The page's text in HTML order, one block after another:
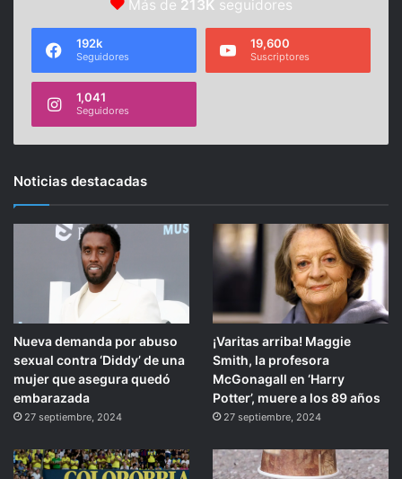
Más de 213K seguidores
192k
Seguidores
19,600
Suscriptores
1,041
Seguidores
Noticias destacadas
Nueva demanda por abuso
sexual contra ‘Diddy’ de una
mujer que asegura quedó
embarazada
27 septiembre, 2024
¡Varitas arriba! Maggie
Smith, la profesora
McGonagall en ‘Harry
Potter’, muere a los 89 años
27 septiembre, 2024